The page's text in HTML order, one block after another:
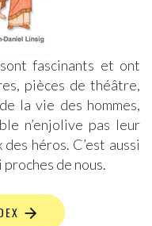
fascinants et ont
pièces de théâtre,
la vie des hommes,
n’enjolive pas leur
héros. C’est aussi
de nous.